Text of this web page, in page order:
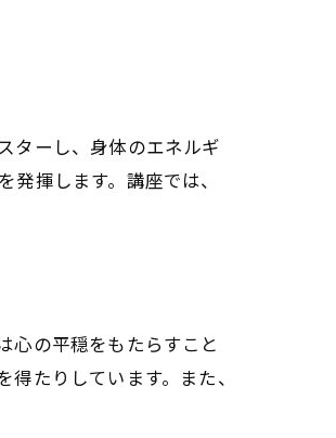
ターし、身体のエネルギ
揮します。講座では、
心の平穏をもたらすこと
たりしています。また、